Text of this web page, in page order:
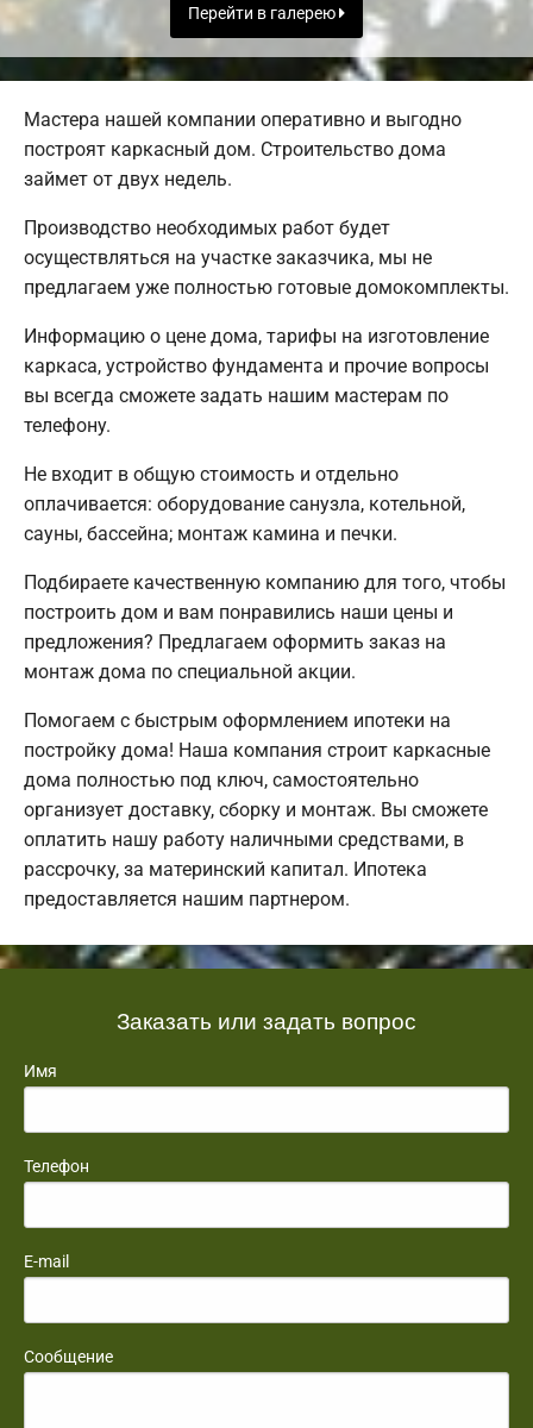
Перейти в галерею
Мастера нашей компании оперативно и выгодно
построят каркасный дом. Строительство дома
займет от двух недель.
Производство необходимых работ будет
осуществляться на участке заказчика, мы не
предлагаем уже полностью готовые домокомплекты.
Информацию о цене дома, тарифы на изготовление
каркаса, устройство фундамента и прочие вопросы
вы всегда сможете задать нашим мастерам по
телефону.
Не входит в общую стоимость и отдельно
оплачивается: оборудование санузла, котельной,
сауны, бассейна; монтаж камина и печки.
Подбираете качественную компанию для того, чтобы
построить дом и вам понравились наши цены и
предложения? Предлагаем оформить заказ на
монтаж дома по специальной акции.
Помогаем с быстрым оформлением ипотеки на
постройку дома! Наша компания строит каркасные
дома полностью под ключ, самостоятельно
организует доставку, сборку и монтаж. Вы сможете
оплатить нашу работу наличными средствами, в
рассрочку, за материнский капитал. Ипотека
предоставляется нашим партнером.
Заказать или задать вопрос
Имя
Телефон
E-mail
Сообщение